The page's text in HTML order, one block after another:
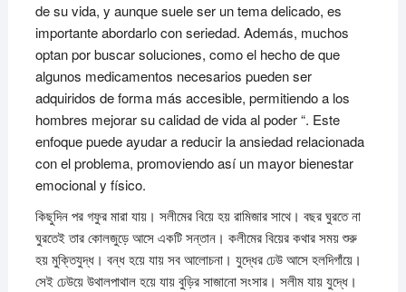
de su vida, y aunque suele ser un tema delicado, es
importante abordarlo con seriedad. Además, muchos
optan por buscar soluciones, como el hecho de que
algunos medicamentos necesarios pueden ser
adquiridos de forma más accesible, permitiendo a los
hombres mejorar su calidad de vida al poder “. Este
enfoque puede ayudar a reducir la ansiedad relacionada
con el problema, promoviendo así un mayor bienestar
emocional y físico.
কিছুদিন পর গফুর মারা যায়। সলীমের বিয়ে হয় রামিজার সাথে। বছর ঘুরতে না
ঘুরতেই তার কোলজুড়ে আসে একটি সন্তান। কলীমের বিয়ের কথার সময় শুরু
হয় মুক্তিযুদ্ধ। বন্ধ হয়ে যায় সব আলোচনা। যুদ্ধের ঢেউ আসে হলদিগাঁয়ে।
সেই ঢেউয়ে উথালপাথাল হয়ে যায় বুড়ির সাজানো সংসার। সলীম যায় যুদ্ধে।